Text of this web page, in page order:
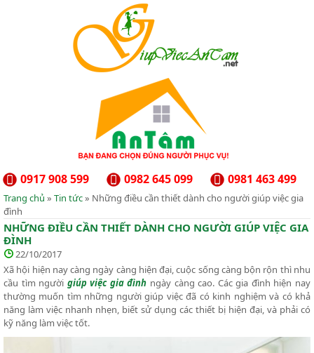
0981 463 499
0982 645 099
0917 908 599
Trang chủ » Tin tức» Những điều cần thiết dành cho người giúp việc gia
đình
NHỮNG ĐIỀU CẦN THIẾT DÀNH CHO NGƯỜI GIÚP VIỆC GIA
ĐÌNH
22/10/2017
Xã hội hiện nay càng ngày càng hiện đại, cuộc sống càng bộn rộn thì nhu
cầu tìm người giúp việc gia đình ngày càng cao. Các gia đình hiện nay
thường muốn tìm những người giúp việc đã có kinh nghiệm và có khả
năng làm việc nhanh nhẹn, biết sử dụng các thiết bị hiện đại, và phải có
kỹ năng làm việc tốt.